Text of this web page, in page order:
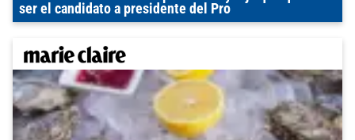
ser el candidato a presidente del Pro